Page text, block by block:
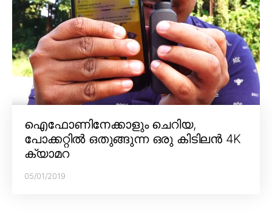
ഐഫോണിനേക്കാളും ചെറിയ,
പോക്കറ്റിൽ ഒതുങ്ങുന്ന ഒരു കിടിലൻ 4K
ക്യാമറ
05/01/2019